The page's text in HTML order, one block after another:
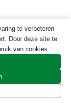
te verbeteren
Door deze site te
van cookies.